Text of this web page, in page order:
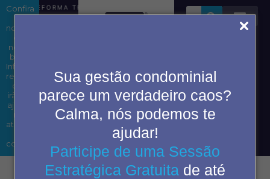
Sua gestão condominial
parece um verdadeiro caos?
Calma, nós podemos te
ajudar!
Participe de uma Sessão
Estratégica Gratuita de até
Confira
as
novidades
em
nosso
blog.
Informações
relevantes
que
irão te
ajudar
nas
atividades
cotidiano.
REFORMA TRIBUTÁRIA EM CONDOMÍNIOS: ENTENDA OS
condômino
2ª Via
de
boleto